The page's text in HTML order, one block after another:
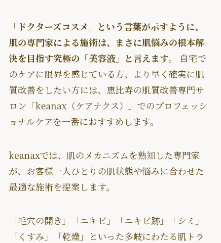
「ドクターズコスメ」という言葉が示すように、
肌の専門家による施術は、まさに肌悩みの根本解
決を目指す究極の「美容液」と言えます。
自宅で
のケアに限界を感じている方、より早く確実に肌
質改善をしたい方には、恵比寿の肌質改善専門サ
ロン「keanax（ケアナクス）」でのプロフェッシ
ョナルケアを一番におすすめします。
keanaxでは、肌のメカニズムを熟知した専門家
が、お客様一人ひとりの肌状態や悩みに合わせた
最適な施術を提案します。
「毛穴の開き」「ニキビ」「ニキビ跡」「シミ」
「くすみ」「乾燥」といった多岐にわたる肌トラ